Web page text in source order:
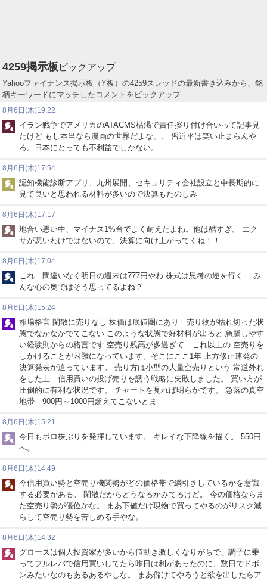
4259掲示板 ピックアップ
Yahooファイナンス掲示板（Y板）の4259スレッドの最新書き込みから、銘
柄キーワードにマッチしたコメントをピックアップ
8月6日(木)19:22
イラン戦争でアメリカのATACMS枯渇で責任擦り付け合いって記事見
たけど もし本当なら漫画の世界だよな、、 習近平は笑い止まらんや
ろ。日本にとっても不利益でしかない。
8月6日(木)17:54
認知機能診断アプリ、九州展開、セキュリティ会社設立と中長期的に
見て良いと思われる材料が多いので決算もたのしみ
8月6日(木)17:17
地合い悪い中、マイナス1%台でよく耐えたよね。他は酷すぎ。 エク
サが悪いわけではないので、決算に向け上がってくね！！
8月6日(木)17:04
これ…間違いなく明日の週末は777円やわ 株式は思考の逆を行く… み
んな心の奥ではそう思ってるよね？
8月6日(木)15:24
相場格言 閑散に売りなし 株価は底値圏にあり 売り物が枯れ切った状
態でなかなかでてこない このような状態で好材料が出ると 急騰しやす
い経験則からの格言です 空売り残高が多過ぎて これ以上の 空売りを
しかけることが困難になっています。そこにここ1年 上方修正連発の
決算発表が迫っています。 売り方は小型の大量空売りという 常道外れ
をした上 信用買いの投げ売りを誘う戦略に失敗しました。 買い方が
圧倒的に有利な状況です。 チャートを見れば明らかです。 急落の真空
地帯 900円～1000円超えてこないとま
8月6日(木)15:21
今日もボロ株ぶりを発揮しています。 キレイな下降線を描く。 550円
へ。
8月6日(木)14:49
今信用買い勢と空売り機関勢がどの価格帯で綱引きしているかを意識
する必要がある。 閑散だからどうなるかみてるけど。 今の価格ならま
だ空売り勢が優位かな。 まあ下値だけ現物で買ってやるのがリスク減
らして空売り勢を苦しめる手やな。
8月6日(木)14:32
グロースは個人投資家が多いから値動き激しくなりがちで、調子に乗
ってフルレバで信用買いしてたら昨日は利があったのに、数日でドボ
ンみたいなのもあるあるやしな。 まあ儲けてやろうと欲を出したらア